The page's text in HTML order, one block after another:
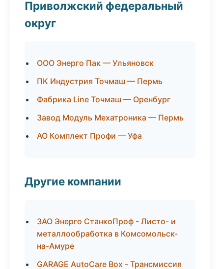
Приволжский федеральный
округ
ООО Энерго Пак — Ульяновск
ПК Индустрия Точмаш — Пермь
Фабрика Line Точмаш — Оренбург
Завод Модуль Мехатроника — Пермь
АО Комплект Профи — Уфа
Другие компании
ЗАО Энерго СтанкоПроф - Листо- и
металлообработка в Комсомольск-
на-Амуре
GARAGE AutoCare Box - Трансмиссия